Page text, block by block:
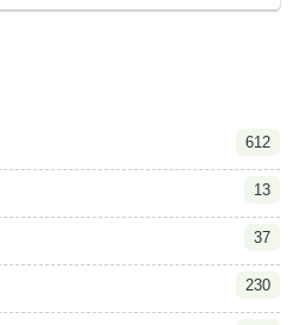
612
13
37
230